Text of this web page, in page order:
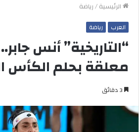
الرئيسية/رياضة
العرب رياضة
“التاريخية” أنس
معلقة بحلم الكأس